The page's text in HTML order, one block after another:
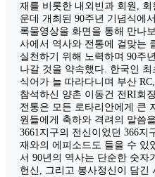
재를 비롯한 내외빈과 회원,
운데 개최된 90주년 기념식에
록물영상을 화면을 통해 만나
사에서 역사와 전통에 걸맞는
실천하기 위해 노력하며 90주
나갈 것을 약속했다. 한국인
식어가 늘 따라다니며 부산
참석하신 양촌 이동건 전RI회
전통은 모든 로타리안에게 큰
원들에게 축하와 격려의 말씀
3661지구의 전신이었던 366
재와의 에피소드도 들을 수 있
서 90년의 역사는 단순한 숫자
헌신, 그리고 봉사정신이 담긴